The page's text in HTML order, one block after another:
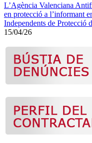
L’Agència Valenciana
en protecció a l’informant
Independents de Protecció
15/04/26